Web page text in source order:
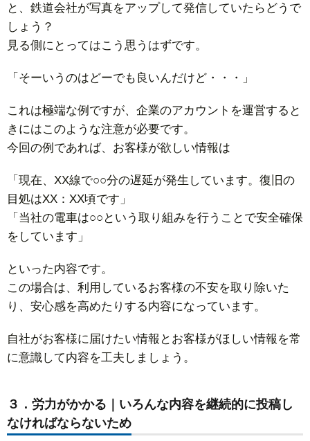
と、鉄道会社が写真をアップして発信していたらどうで
しょう？
見る側にとってはこう思うはずです。
「そーいうのはどーでも良いんだけど・・・」
これは極端な例ですが、企業のアカウントを運営すると
きにはこのような注意が必要です。
今回の例であれば、お客様が欲しい情報は
「現在、XX線で○○分の遅延が発生しています。復旧の
目処はXX：XX頃です」
「当社の電車は○○という取り組みを行うことで安全確保
をしています」
といった内容です。
この場合は、利用しているお客様の不安を取り除いた
り、安心感を高めたりする内容になっています。
自社がお客様に届けたい情報とお客様がほしい情報を常
に意識して内容を工夫しましょう。
３．労力がかかる｜いろんな内容を継続的に投稿し
なければならないため